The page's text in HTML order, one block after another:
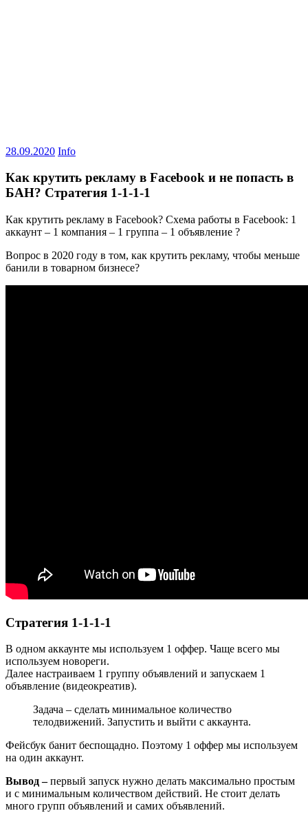
28.09.2020 Info
Как крутить рекламу в Facebook и не попасть в
БАН? Стратегия 1-1-1-1
Как крутить рекламу в Facebook? Схема работы в Facebook: 1
аккаунт – 1 компания – 1 группа – 1 объявление ?
Вопрос в 2020 году в том, как крутить рекламу, чтобы меньше
банили в товарном бизнесе?
Стратегия 1-1-1-1
В одном аккаунте мы используем 1 оффер. Чаще всего мы
используем новореги.
Далее настраиваем 1 группу объявлений и запускаем 1
объявление (видеокреатив).
Задача – сделать минимальное количество
телодвижений. Запустить и выйти с аккаунта.
Фейсбук банит беспощадно. Поэтому 1 оффер мы используем
на один аккаунт.
Вывод –первый запуск нужно делать максимально простым
и с минимальным количеством действий. Не стоит делать
много групп объявлений и самих объявлений.